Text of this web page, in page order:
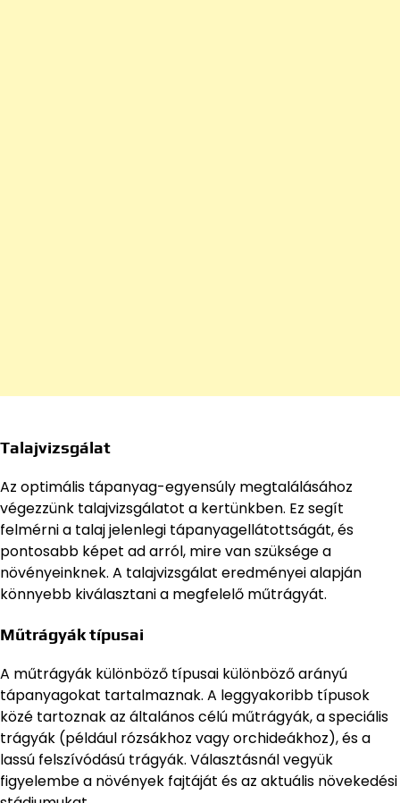
Talajvizsgálat
Az optimális tápanyag-egyensúly megtalálásához
végezzünk talajvizsgálatot a kertünkben. Ez segít
felmérni a talaj jelenlegi tápanyagellátottságát, és
pontosabb képet ad arról, mire van szüksége a
növényeinknek. A talajvizsgálat eredményei alapján
könnyebb kiválasztani a megfelelő műtrágyát.
Műtrágyák típusai
A műtrágyák különböző típusai különböző arányú
tápanyagokat tartalmaznak. A leggyakoribb típusok
közé tartoznak az általános célú műtrágyák, a speciális
trágyák (például rózsákhoz vagy orchideákhoz), és a
lassú felszívódású trágyák. Választásnál vegyük
figyelembe a növények fajtáját és az aktuális növekedési